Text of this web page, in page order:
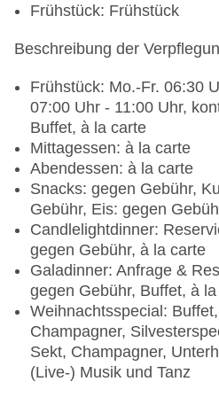
Frühstück: Frühstück
Beschreibung der
Frühstück: Mo.-Fr. 06:30
07:00 Uhr - 11:00 Uhr,
Buffet, à la carte
Mittagessen: à la carte
Abendessen: à la carte
Snacks: gegen Gebühr,
Gebühr, Eis: gegen
Candlelightdinner:
gegen Gebühr, à la carte
Galadinner: Anfrage &
gegen Gebühr, Buffet, à
Weihnachtsspecial:
Champagner,
Sekt, Champagner,
(Live-) Musik und Tanz